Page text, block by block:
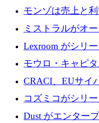
ラウンドで小売
モンゾは売上と
ミストラルがオ
Lexroom がシリ
てヨーロッパ大
モウロ・キャピ
ローズで4億ドル
CRACI、EUサイ
アンスプラット
コズミコがシリ
ロを調達
Dust がエンター